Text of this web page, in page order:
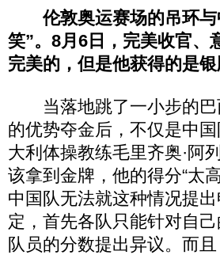
伦敦奥运赛场的吊环
笑”。8月6日，完美收官、
完美的，但是他获得的是银
当落地跳了一小步的巴
的优势夺金后，不仅是中
大利体操教练毛里齐奥·阿
该拿到金牌，他的得分“太
中国队无法就这种情况提
定，首先各队只能针对自
队员的分数提出异议。而